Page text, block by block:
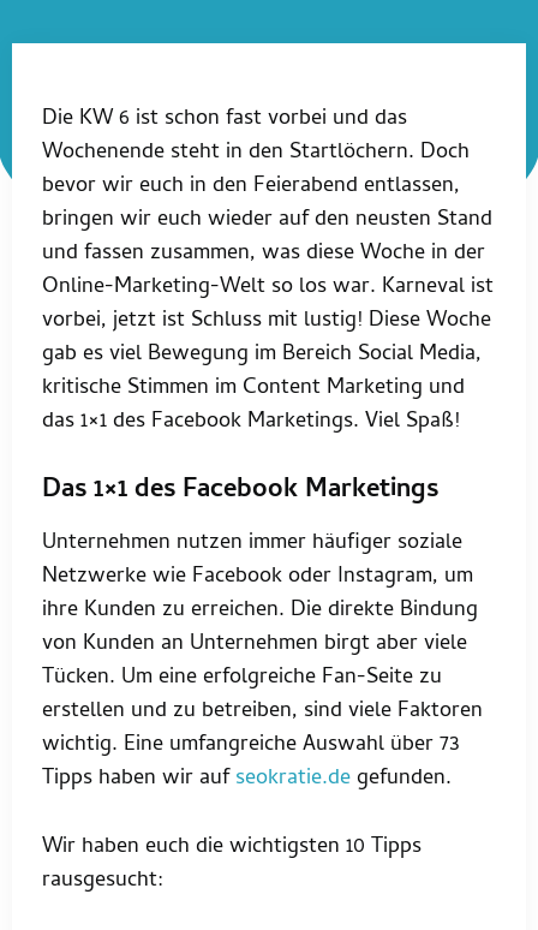
Die KW 6 ist schon fast vorbei und das
Wochenende steht in den Startlöchern. Doch
bevor wir euch in den Feierabend entlassen,
bringen wir euch wieder auf den neusten Stand
und fassen zusammen, was diese Woche in der
Online-Marketing-Welt so los war. Karneval ist
vorbei, jetzt ist Schluss mit lustig! Diese Woche
gab es viel Bewegung im Bereich Social Media,
kritische Stimmen im Content Marketing und
das 1×1 des Facebook Marketings. Viel Spaß!
Das 1×1 des Facebook Marketings
Unternehmen nutzen immer häufiger soziale
Netzwerke wie Facebook oder Instagram, um
ihre Kunden zu erreichen. Die direkte Bindung
von Kunden an Unternehmen birgt aber viele
Tücken. Um eine erfolgreiche Fan-Seite zu
erstellen und zu betreiben, sind viele Faktoren
wichtig. Eine umfangreiche Auswahl über 73
Tipps haben wir aufseokratie.degefunden.
Wir haben euch die wichtigsten 10 Tipps
rausgesucht: